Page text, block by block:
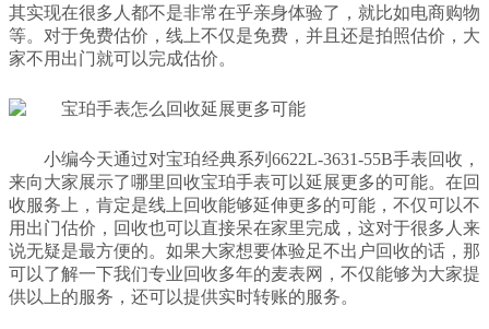
其实现在很多人都不是非常在乎亲身体验了，就比如电商购物
等。对于免费估价，线上不仅是免费，并且还是拍照估价，大
家不用出门就可以完成估价。
小编今天通过对宝珀经典系列6622L-3631-55B手表回收，
来向大家展示了哪里回收宝珀手表可以延展更多的可能。在回
收服务上，肯定是线上回收能够延伸更多的可能，不仅可以不
用出门估价，回收也可以直接呆在家里完成，这对于很多人来
说无疑是最方便的。如果大家想要体验足不出户回收的话，那
可以了解一下我们专业回收多年的麦表网，不仅能够为大家提
供以上的服务，还可以提供实时转账的服务。